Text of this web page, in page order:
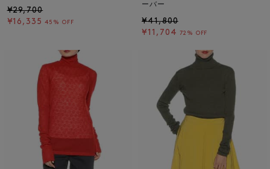
¥29,700
¥16,335 45% OFF
ーバー
¥41,800
¥11,704 72% OFF